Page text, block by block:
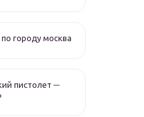
городу москва
пистолет ─